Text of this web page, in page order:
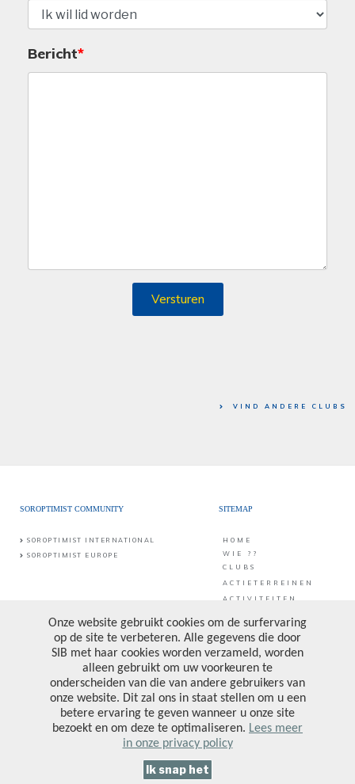
Bericht
Versturen
VIND ANDERE CLUBS
SOROPTIMIST COMMUNITY
SOROPTIMIST INTERNATIONAL
SOROPTIMIST EUROPE
SITEMAP
HOME
WIE ??
CLUBS
ACTIETERREINEN
ACTIVITEITEN
DONATE
PRIVACY POLICY
Middaglijnstraat 10
1210 Brussel
Bankrekening: BE25 0017 6998 6682
Ondernemingsnummer: 0473.157.090
CONTACTEER ONS
VOLG ONS
© 2026 All rights reserved. Design by